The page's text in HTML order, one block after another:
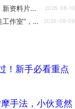
暴雪靠《暗黑4》成微软销冠？曝《魔兽世界》新资料片将至 2026-08-10
内部邮件称暴雪已成当前微软 XBOX 旗下“最佳工作室”，年度营收创史上第三高 2026-08-09
！新手必看重点
手法，小伙竟然